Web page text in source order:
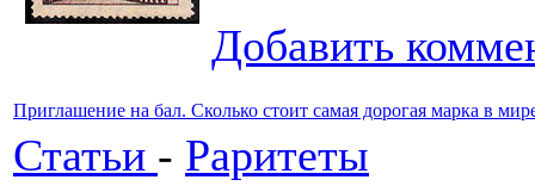
Добавить
Приглашение на бал. Сколько стоит самая дорогая марка в
Статьи - Раритеты